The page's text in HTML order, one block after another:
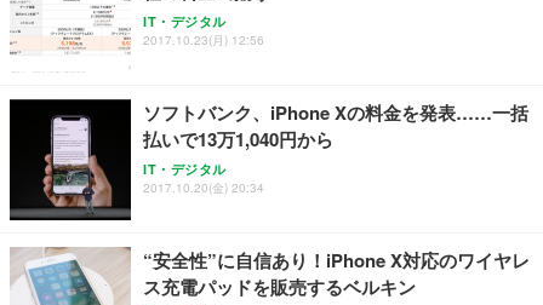
ワーク チェア 強化バックレスト 30度ロッキング機
能 人間工学 椅子 腰サポート 90度跳ね上げ式アーム
務用 おしゃれ パソコンチェア (ホワイト)
ANDWINT オフィスチェア デスクチェア 肘なし メ
ッシュ 通気性 ランバーサポート付き 腰サポート ガ
ス圧無段階昇降 360度回転 キャスター付き コンパク
ー フルHD（1920×1080）VA 非光沢 HDMI/DisplayP
ort/VGA スピーカー内蔵 高さ調整 スイベル VESA対
【MiniLED/24.5inch/280Hz/FHD】GRAPHT THE S
HOOTER Gaming Monitor 24” Essential ゲーミン
グモニター QD 24.5インチ 1ms FHD 量子ドット 残
限定】 Smart Basic アイリスオーヤマ ペットシーツ
超厚型 お徳用 ワイド 100枚入 (x 1) (ケース販売)
アイリスオーヤマ ペットシーツ 超厚型 お徳用 レギ
ュラー 200枚入【Amazon.co.jp限定】
IT・デジタル
2017.10.23(月) 12:56
ソフトバンク、iPhone Xの料金を発表……一括
払いで13万1,040円から
IT・デジタル
2017.10.20(金) 20:34
“安全性”に自信あり！iPhone X対応のワイヤレ
ス充電パッドを販売するベルキン